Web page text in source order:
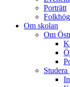
Porträtt
Om skolan
Om
Studera